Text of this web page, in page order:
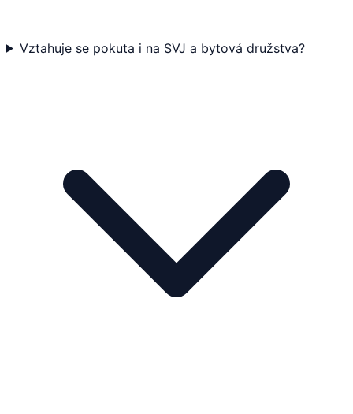
Vztahuje se pokuta i na SVJ a bytová družstva?